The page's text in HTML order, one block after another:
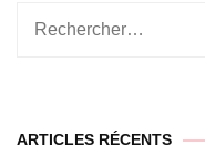
Rechercher :
ARTICLES RÉCENTS